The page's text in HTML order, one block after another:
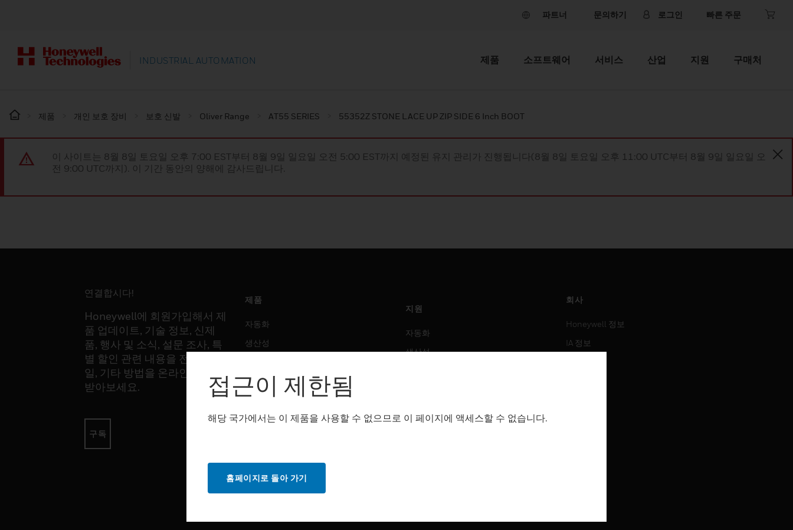
파트너 문의하기 로그인 빠른 주문
INDUSTRIAL AUTOMATION 제품 소프트웨어 서비스 산업 지원 구매처
제품 개인 보호 장비 보호 신발 Oliver Range AT55 SERIES 55352Z STONE LACE UP ZIP SIDE 6 Inch BOOT
이 사이트는 8월 8일 토요일 오후 7:00 EST부터 8월 9일 일요일 오전 5:00 EST까지 예정된 유지 관리가 진행됩니다(8월 8일 토요일 오후 11:00 UTC부터 8월 9일 일요일 오
전 9:00 UTC까지). 이 기간 동안의 양해에 감사드립니다.
연결합시다!
Honeywell에 회원가입해서 제
품 업데이트, 기술 정보, 신제
품, 행사 및 소식, 설문 조사, 특
별 할인 관련 내용을 전화, 이메
일, 기타 방법을 온라인을 통해
받아보세요.
구독
제품
자동화
생산성
감지 솔루션
소프트웨어
생산성
안전
지원
자동화
생산성
구매처
회사
Honeywell 정보
IA 정보
접근이 제한됨
해당 국가에서는 이 제품을 사용할 수 없으므로 이 페이지에 액세스할 수 없습니다.
홈페이지로 돌아 가기